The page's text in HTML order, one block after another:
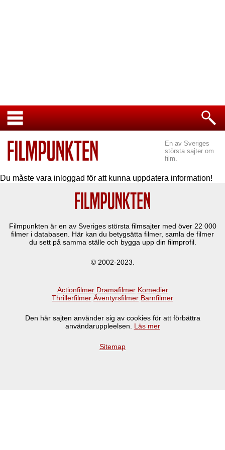
En av Sveriges
största sajter om
film.
Du måste vara inloggad för att kunna uppdatera information!
Filmpunkten är en av Sveriges största filmsajter med över 22 000
filmer i databasen. Här kan du betygsätta filmer, samla de filmer
du sett på samma ställe och bygga upp din filmprofil.
© 2002-2023.
Actionfilmer Dramafilmer Komedier
Thrillerfilmer Äventyrsfilmer Barnfilmer
Den här sajten använder sig av cookies för att förbättra
användaruppleelsen. Läs mer
Sitemap